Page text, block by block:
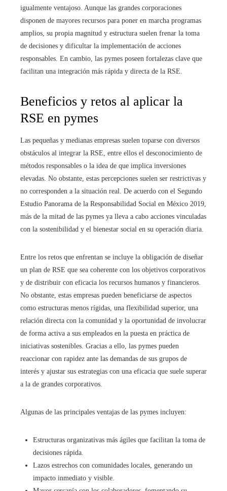
igualmente ventajoso. Aunque las grandes corporaciones
disponen de mayores recursos para poner en marcha programas
amplios, su propia magnitud y estructura suelen frenar la toma
de decisiones y dificultar la implementación de acciones
responsables. En cambio, las pymes poseen fortalezas clave que
facilitan una integración más rápida y directa de la RSE.
Beneficios y retos al aplicar la
RSE en pymes
Las pequeñas y medianas empresas suelen toparse con diversos
obstáculos al integrar la RSE, entre ellos el desconocimiento de
métodos responsables o la idea de que implica inversiones
elevadas. No obstante, estas percepciones suelen ser restrictivas y
no corresponden a la situación real. De acuerdo con el Segundo
Estudio Panorama de la Responsabilidad Social en México 2019,
más de la mitad de las pymes ya lleva a cabo acciones vinculadas
con la sostenibilidad y el bienestar social en su operación diaria.
Entre los retos que enfrentan se incluye la obligación de diseñar
un plan de RSE que sea coherente con los objetivos corporativos
y de distribuir con eficacia los recursos humanos y financieros.
No obstante, estas empresas pueden beneficiarse de aspectos
como estructuras menos rígidas, una flexibilidad superior, una
relación directa con la comunidad y la oportunidad de involucrar
de forma activa a sus empleados en la puesta en práctica de
iniciativas sostenibles. Gracias a ello, las pymes pueden
reaccionar con rapidez ante las demandas de sus grupos de
interés y ajustar sus estrategias con una eficacia que suele superar
a la de grandes corporativos.
Algunas de las principales ventajas de las pymes incluyen:
Estructuras organizativas más ágiles que facilitan la toma de
decisiones rápida.
Lazos estrechos con comunidades locales, generando un
impacto inmediato y visible.